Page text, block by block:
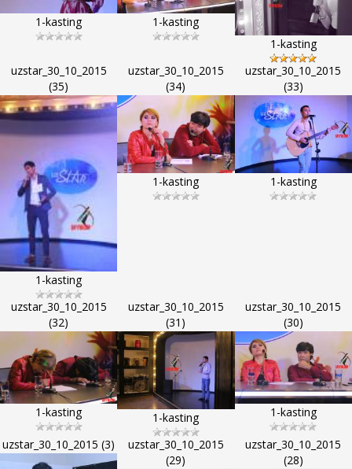
1-kasting 1-kasting
1-kasting
uzstar_30_10_2015
(35)
1-kasting
uzstar_30_10_2015
(34)
1-kasting
uzstar_30_10_2015
(33)
1-kasting
uzstar_30_10_2015
(32)
1-kasting
uzstar_30_10_2015
(31)
1-kasting
uzstar_30_10_2015
(30)
1-kasting
uzstar_30_10_2015 (3)
uzstar_30_10_2015
(29)
uzstar_30_10_2015
(28)